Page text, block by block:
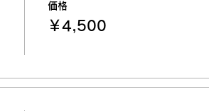
価格
￥4,500